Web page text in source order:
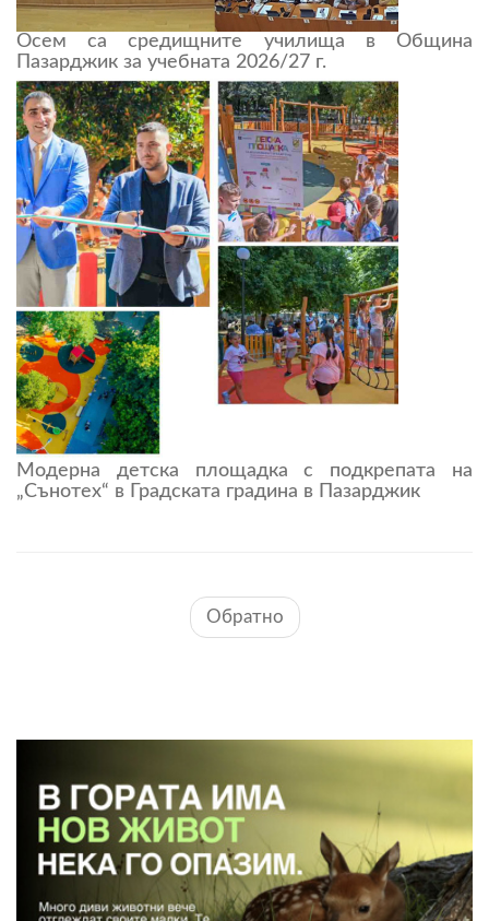
Осем са средищните училища в Община
Пазарджик за учебната 2026/27 г.
Модерна детска площадка с подкрепата на
„Сънотех“ в Градската градина в Пазарджик
Обратно